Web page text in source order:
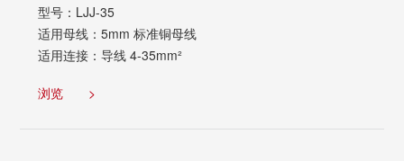
型号：LJJ-35
适用母线：5mm 标准铜母线
适用连接：导线 4-35mm²
浏览 >